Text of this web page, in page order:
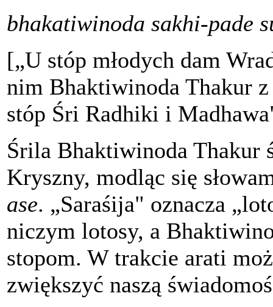
bhakatiwinoda sakhi-pade
[„U stóp młodych dam
nim Bhaktiwinoda Thakur
stóp Śri Radhiki i
Śrila Bhaktiwinoda Thakur
Kryszny, modląc się
ase. „Saraśija" oznacza
niczym lotosy, a
stopom. W trakcie arati
zwiększyć naszą